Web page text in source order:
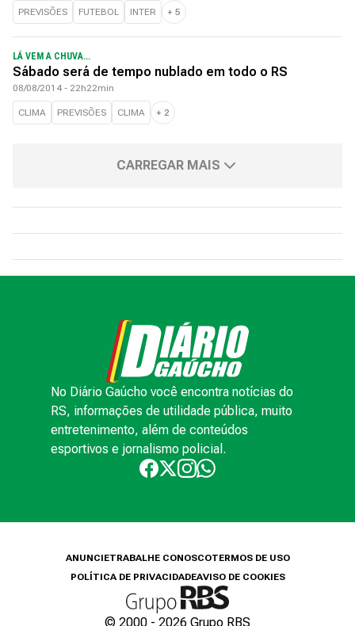
PREVISÕES FUTEBOL INTER + 5
LÁ VEM A CHUVA...
Sábado será de tempo nublado em todo o RS
08/08/2014 - 22h22min
CLIMA PREVISÕES CLIMA + 2
CARREGAR MAIS
No Diário Gaúcho você encontra notícias do
RS, informações de utilidade pública, muito
entretenimento, além de conteúdos
esportivos e jornalismo policial.
ANUNCIETRABALHE CONOSCOTERMOS DE USO
POLÍTICA DE PRIVACIDADEAVISO DE COOKIES
© 2000 - 2026 Grupo RBS